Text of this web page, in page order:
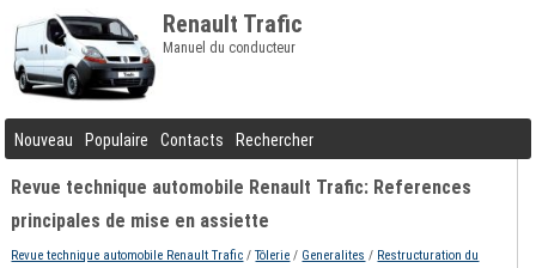
Renault Trafic
Manuel du conducteur
Nouveau Populaire Contacts Rechercher
Revue technique automobile Renault Trafic: References
principales de mise en assiette
Revue technique automobile Renault Trafic /Tôlerie / Generalites / Restructuration du